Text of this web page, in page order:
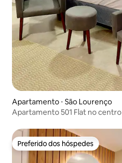
Apartamento ⋅ São Lourenço
Apartamento 501 Flat no centro
Preferido dos hóspedes
Preferido dos hóspedes